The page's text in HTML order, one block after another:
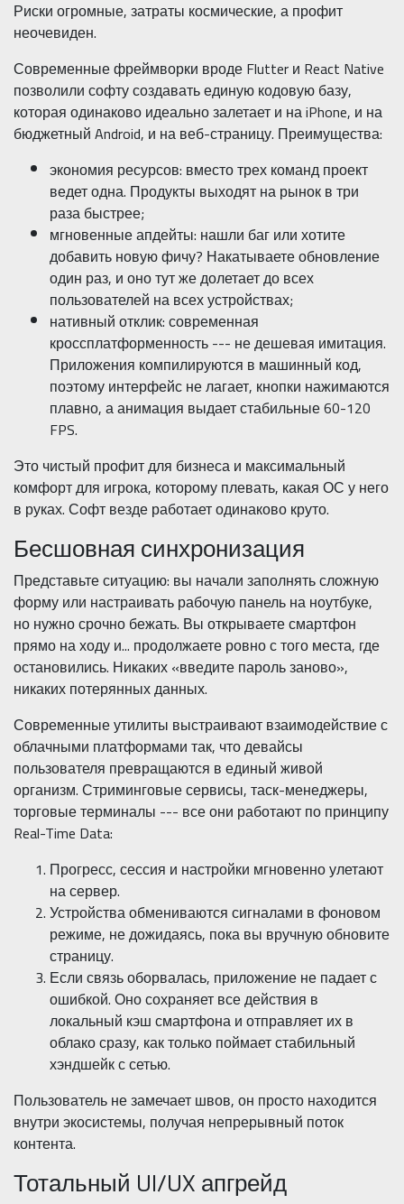
Риски огромные, затраты космические, а профит
неочевиден.
Современные фреймворки вроде Flutter и React Native
позволили софту создавать единую кодовую базу,
которая одинаково идеально залетает и на iPhone, и на
бюджетный Android, и на веб-страницу. Преимущества:
экономия ресурсов: вместо трех команд проект
ведет одна. Продукты выходят на рынок в три
раза быстрее;
мгновенные апдейты: нашли баг или хотите
добавить новую фичу? Накатываете обновление
один раз, и оно тут же долетает до всех
пользователей на всех устройствах;
нативный отклик: современная
кроссплатформенность --- не дешевая имитация.
Приложения компилируются в машинный код,
поэтому интерфейс не лагает, кнопки нажимаются
плавно, а анимация выдает стабильные 60-120
FPS.
Это чистый профит для бизнеса и максимальный
комфорт для игрока, которому плевать, какая ОС у него
в руках. Софт везде работает одинаково круто.
Бесшовная синхронизация
Представьте ситуацию: вы начали заполнять сложную
форму или настраивать рабочую панель на ноутбуке,
но нужно срочно бежать. Вы открываете смартфон
прямо на ходу и... продолжаете ровно с того места, где
остановились. Никаких «введите пароль заново»,
никаких потерянных данных.
Современные утилиты выстраивают взаимодействие с
облачными платформами так, что девайсы
пользователя превращаются в единый живой
организм. Стриминговые сервисы, таск-менеджеры,
торговые терминалы --- все они работают по принципу
Real-Time Data:
Прогресс, сессия и настройки мгновенно улетают
на сервер.
Устройства обмениваются сигналами в фоновом
режиме, не дожидаясь, пока вы вручную обновите
страницу.
Если связь оборвалась, приложение не падает с
ошибкой. Оно сохраняет все действия в
локальный кэш смартфона и отправляет их в
облако сразу, как только поймает стабильный
хэндшейк с сетью.
Пользователь не замечает швов, он просто находится
внутри экосистемы, получая непрерывный поток
контента.
Тотальный UI/UX апгрейд